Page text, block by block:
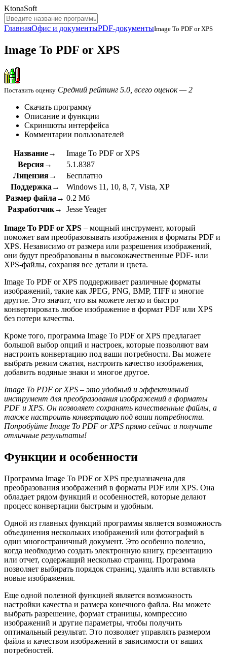
KtonaSoft
ГлавнаяОфис и документыPDF-документыImage To PDF or XPS
Image To PDF or XPS
Поставить оценку Средний рейтинг 5.0, всего оценок — 2
Скачать программу
Описание и функции
Скриншоты интерфейса
Комментарии пользователей
Название→
Image To PDF or XPS
Версия→
5.1.8387
Лицензия→
Бесплатно
Поддержка→
Windows 11, 10, 8, 7, Vista, XP
Размер файла→ 0.2 Мб
Разработчик→
Jesse Yeager
Image To PDF or XPS – мощный инструмент, который
поможет вам преобразовывать изображения в форматы PDF и
XPS. Независимо от размера или разрешения изображений,
они будут преобразованы в высококачественные PDF- или
XPS-файлы, сохраняя все детали и цвета.
Image To PDF or XPS поддерживает различные форматы
изображений, такие как JPEG, PNG, BMP, TIFF и многие
другие. Это значит, что вы можете легко и быстро
конвертировать любое изображение в формат PDF или XPS
без потери качества.
Кроме того, программа Image To PDF or XPS предлагает
большой выбор опций и настроек, которые позволяют вам
настроить конвертацию под ваши потребности. Вы можете
выбрать режим сжатия, настроить качество изображения,
добавить водяные знаки и многое другое.
Image To PDF or XPS – это удобный и эффективный
инструмент для преобразования изображений в форматы
PDF и XPS. Он позволяет сохранять качественные файлы, а
также настроить конвертацию под ваши потребности.
Попробуйте Image To PDF or XPS прямо сейчас и получите
отличные результаты!
Функции и особенности
Программа Image To PDF or XPS предназначена для
преобразования изображений в форматы PDF или XPS. Она
обладает рядом функций и особенностей, которые делают
процесс конвертации быстрым и удобным.
Одной из главных функций программы является возможность
объединения нескольких изображений или фотографий в
один многостраничный документ. Это особенно полезно,
когда необходимо создать электронную книгу, презентацию
или отчет, содержащий несколько страниц. Программа
позволяет выбирать порядок страниц, удалять или вставлять
новые изображения.
Еще одной полезной функцией является возможность
настройки качества и размера конечного файла. Вы можете
выбрать разрешение, формат страницы, компрессию
изображений и другие параметры, чтобы получить
оптимальный результат. Это позволяет управлять размером
файла и качеством изображений в зависимости от ваших
потребностей.